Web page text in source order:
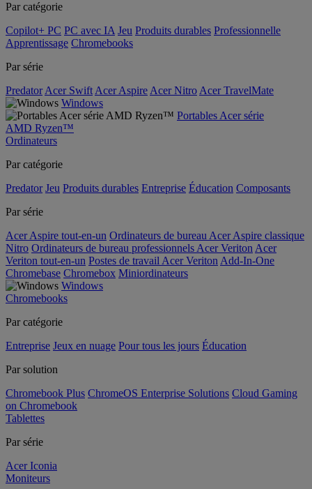
Par catégorie
Copilot+ PC PC avec IA Jeu Produits durables Professionnelle
Apprentissage Chromebooks
Par série
Predator Acer Swift Acer Aspire Acer Nitro Acer TravelMate
Windows
Portables Acer série
AMD Ryzen™
Ordinateurs
Par catégorie
Predator Jeu Produits durables Entreprise Éducation Composants
Par série
Acer Aspire tout-en-un Ordinateurs de bureau Acer Aspire classique
Nitro Ordinateurs de bureau professionnels Acer Veriton Acer
Veriton tout-en-un Postes de travail Acer Veriton Add-In-One
Chromebase Chromebox Miniordinateurs
Windows
Chromebooks
Par catégorie
Entreprise Jeux en nuage Pour tous les jours Éducation
Par solution
Chromebook Plus ChromeOS Enterprise Solutions Cloud Gaming
on Chromebook
Tablettes
Par série
Acer Iconia
Moniteurs